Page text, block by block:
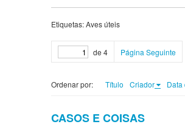
Etiquetas: Aves úteis
de 4 Página Seguinte
Ordenar por: Título Criador Data
CASOS E COISAS